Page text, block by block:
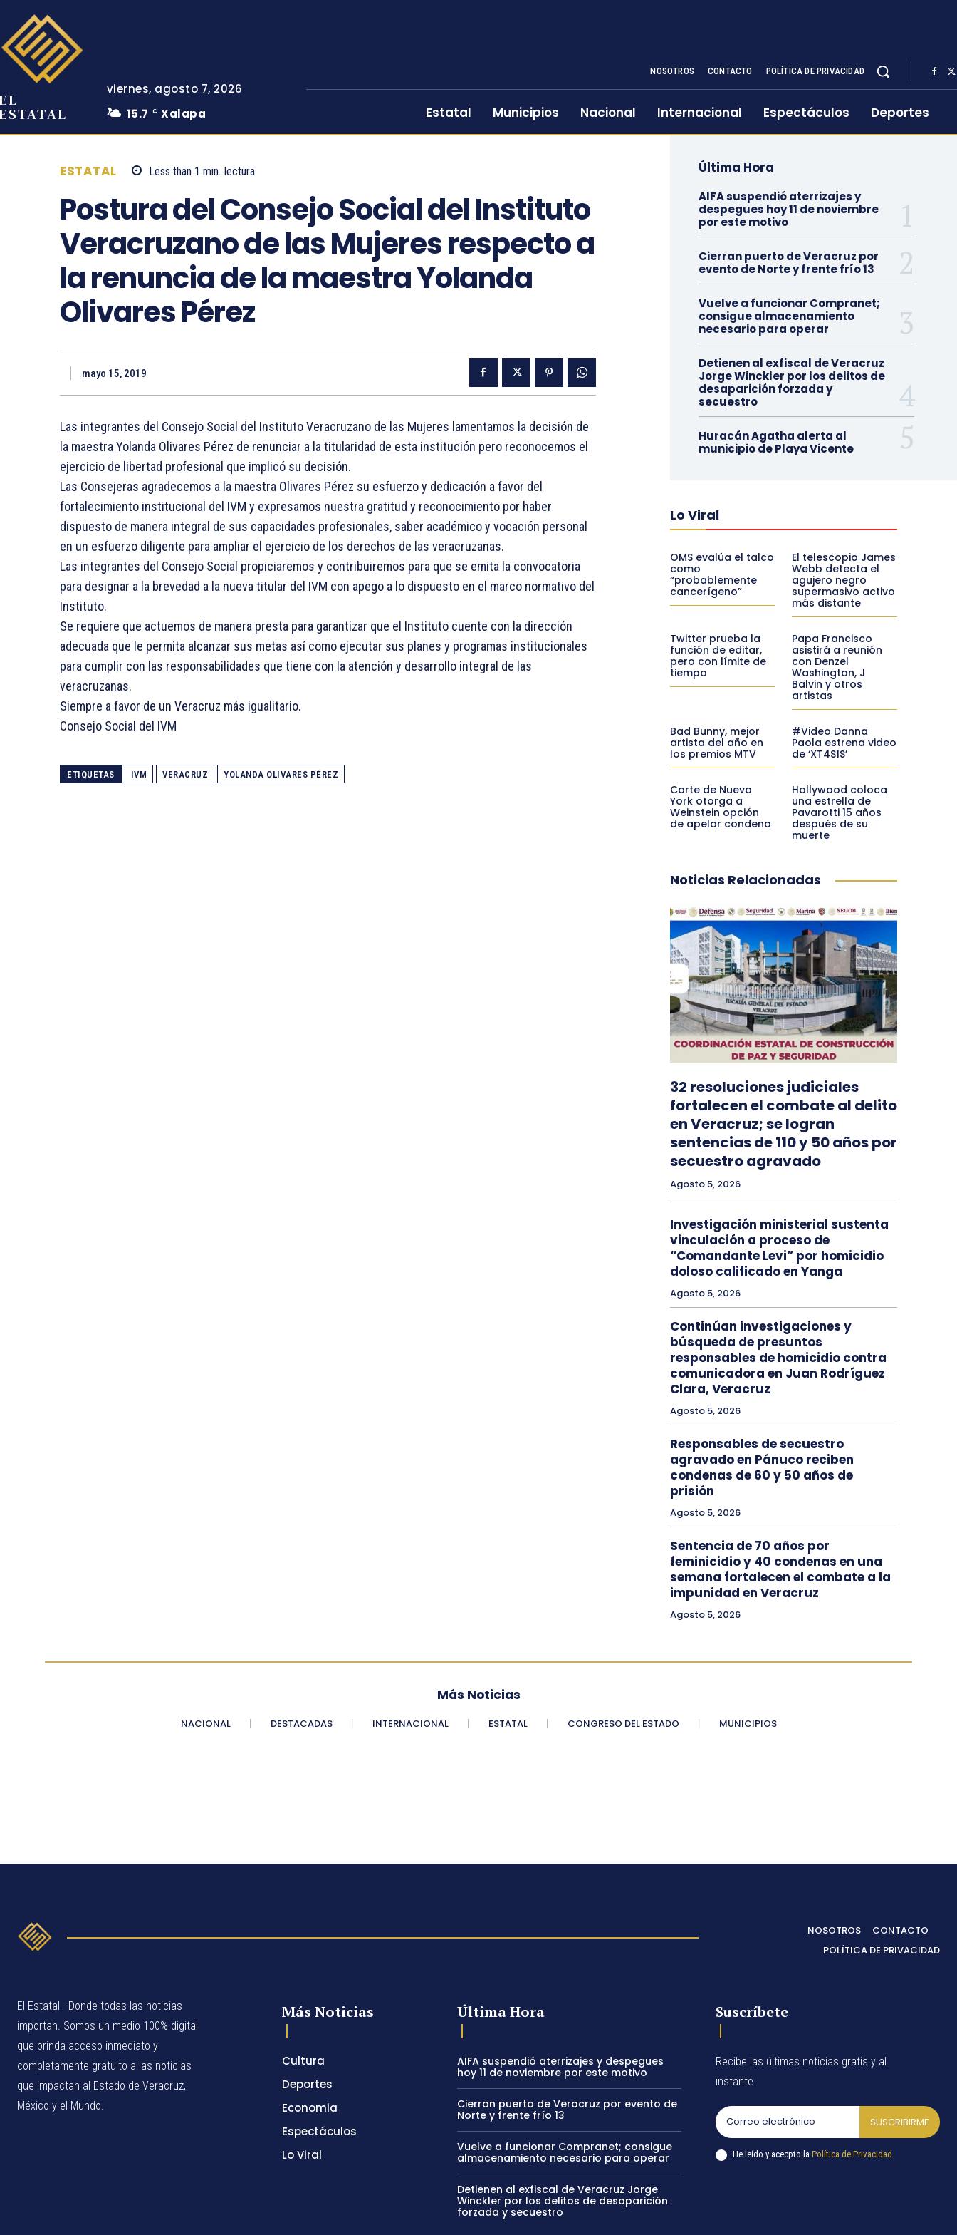
EL
ESTATAL
viernes, agosto 7, 2026
15.7
C Xalapa
NOSOTROS CONTACTO POLÍTICA DE PRIVACIDAD
Estatal Municipios Nacional Internacional Espectáculos Deportes
ESTATAL Less than 1 min. lectura
Postura del Consejo Social del Instituto
Veracruzano de las Mujeres respecto a
la renuncia de la maestra Yolanda
Olivares Pérez
mayo 15, 2019
Las integrantes del Consejo Social del Instituto Veracruzano de las Mujeres lamentamos la decisión de
la maestra Yolanda Olivares Pérez de renunciar a la titularidad de esta institución pero reconocemos el
ejercicio de libertad profesional que implicó su decisión.
Las Consejeras agradecemos a la maestra Olivares Pérez su esfuerzo y dedicación a favor del
fortalecimiento institucional del IVM y expresamos nuestra gratitud y reconocimiento por haber
dispuesto de manera integral de sus capacidades profesionales, saber académico y vocación personal
en un esfuerzo diligente para ampliar el ejercicio de los derechos de las veracruzanas.
Las integrantes del Consejo Social propiciaremos y contribuiremos para que se emita la convocatoria
para designar a la brevedad a la nueva titular del IVM con apego a lo dispuesto en el marco normativo del
Instituto.
Se requiere que actuemos de manera presta para garantizar que el Instituto cuente con la dirección
adecuada que le permita alcanzar sus metas así como ejecutar sus planes y programas institucionales
para cumplir con las responsabilidades que tiene con la atención y desarrollo integral de las
veracruzanas.
Siempre a favor de un Veracruz más igualitario.
Consejo Social del IVM
ETIQUETAS IVM VERACRUZ YOLANDA OLIVARES PÉREZ
Última Hora
AIFA suspendió aterrizajes y
despegues hoy 11 de noviembre
por este motivo
Cierran puerto de Veracruz por
evento de Norte y frente frío 13
Vuelve a funcionar Compranet;
consigue almacenamiento
necesario para operar
Detienen al exfiscal de Veracruz
Jorge Winckler por los delitos de
desaparición forzada y
secuestro
Huracán Agatha alerta al
municipio de Playa Vicente
Lo Viral
OMS evalúa el talco
como
“probablemente
cancerígeno”
El telescopio James
Webb detecta el
agujero negro
supermasivo activo
más distante
Twitter prueba la
función de editar,
pero con límite de
tiempo
Papa Francisco
asistirá a reunión
con Denzel
Washington, J
Balvin y otros
artistas
Bad Bunny, mejor
artista del año en
los premios MTV
#Video Danna
Paola estrena video
de ‘XT4S1S’
Corte de Nueva
York otorga a
Weinstein opción
de apelar condena
Hollywood coloca
una estrella de
Pavarotti 15 años
después de su
muerte
Noticias Relacionadas
32 resoluciones judiciales
fortalecen el combate al delito
en Veracruz; se logran
sentencias de 110 y 50 años por
secuestro agravado
Agosto 5, 2026
Investigación ministerial sustenta
vinculación a proceso de
“Comandante Levi” por homicidio
doloso calificado en Yanga
Agosto 5, 2026
Continúan investigaciones y
búsqueda de presuntos
responsables de homicidio contra
comunicadora en Juan Rodríguez
Clara, Veracruz
Agosto 5, 2026
Responsables de secuestro
agravado en Pánuco reciben
condenas de 60 y 50 años de
prisión
Agosto 5, 2026
Sentencia de 70 años por
feminicidio y 40 condenas en una
semana fortalecen el combate a la
impunidad en Veracruz
Agosto 5, 2026
Más Noticias
NACIONAL DESTACADAS INTERNACIONAL ESTATAL CONGRESO DEL ESTADO MUNICIPIOS
NOSOTROS
CONTACTO
POLÍTICA DE PRIVACIDAD
El Estatal - Donde todas las noticias
importan. Somos un medio 100% digital
que brinda acceso inmediato y
completamente gratuito a las noticias
que impactan al Estado de Veracruz,
México y el Mundo.
Más Noticias
Cultura
Deportes
Economia
Espectáculos
Lo Viral
Última Hora
AIFA suspendió aterrizajes y despegues
hoy 11 de noviembre por este motivo
Cierran puerto de Veracruz por evento de
Norte y frente frío 13
Vuelve a funcionar Compranet; consigue
almacenamiento necesario para operar
Detienen al exfiscal de Veracruz Jorge
Winckler por los delitos de desaparición
forzada y secuestro
Suscríbete
Recibe las últimas noticias gratis y al
instante
SUSCRIBIRME
He leído y acecpto laPolítica de Privacidad .